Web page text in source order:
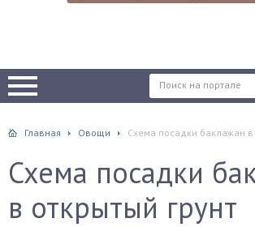
Главная Овощи Схема посадки баклажан в
Схема посадки
в открытый грунт